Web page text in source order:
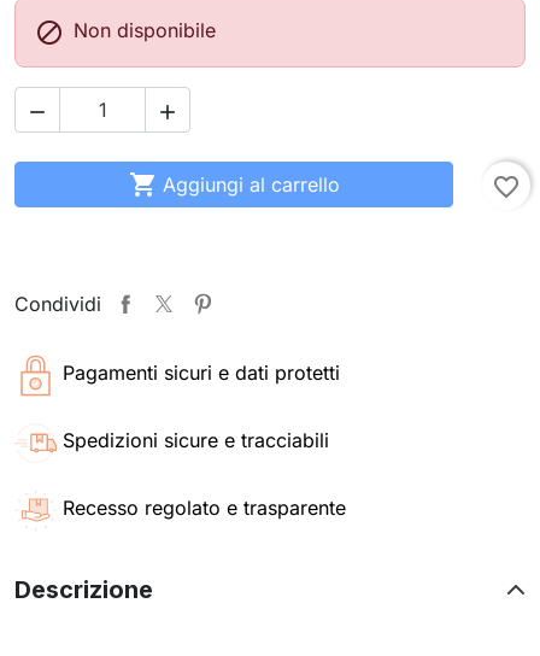
 Non disponibile
 
 Aggiungi al carrello favorite_border
Condividi
Pagamenti sicuri e dati protetti
Spedizioni sicure e tracciabili
Recesso regolato e trasparente
Descrizione